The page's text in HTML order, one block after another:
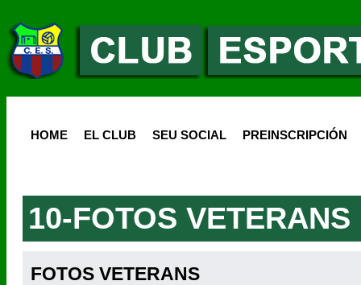
HOME EL CLUB SEU SOCIAL PREINSCRIPCIÓN
10-FOTOS VETERANS
FOTOS VETERANS